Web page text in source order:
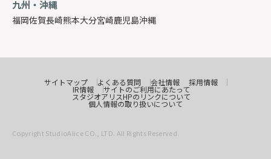
九州・沖縄
福岡佐賀長崎熊本大分宮崎鹿児島沖縄
サイトマップ よくある質問 会社情報 採用情報
IR情報 サイトのご利用にあたって
スタジオアリスHPのリンクについて
個人情報の取り扱いについて
Copyright StudioAlice CO., LTD. All Rights Reserved.